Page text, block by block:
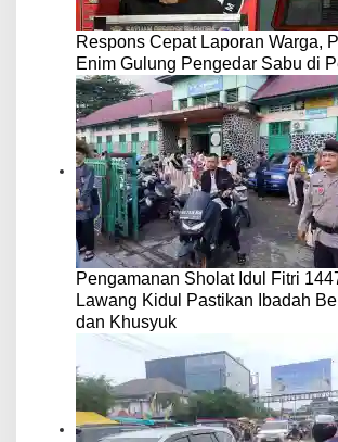
Respons Cepat Laporan Warga,
Enim Gulung Pengedar Sabu di
Pengamanan Sholat Idul Fitri
Lawang Kidul Pastikan Ibadah
dan Khusyuk